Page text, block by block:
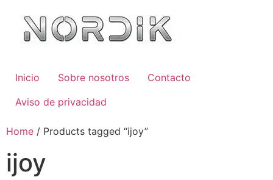
Inicio Sobre nosotros
Contacto
Aviso de privacidad
Home / Products tagged “ijoy”
ijoy